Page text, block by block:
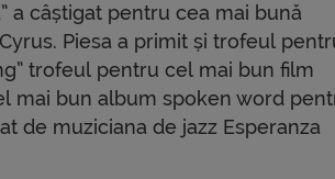
a câștigat pentru cea mai bună
Piesa a primit și trofeul
trofeul pentru cel mai bun film
mai bun album spoken word
de muziciana de jazz Esperanza